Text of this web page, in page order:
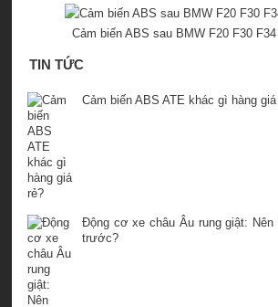
Cảm biến ABS sau BMW F20 F30
TIN TỨC
Cảm biến ABS ATE khác gì hàng
Động cơ xe châu Âu rung giật: Nên
trước?